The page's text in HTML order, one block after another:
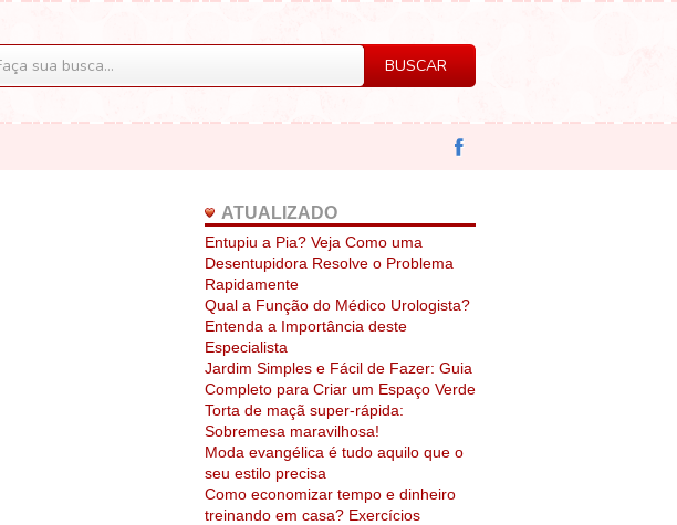
ATUALIZADO
Entupiu a Pia? Veja Como uma
Desentupidora Resolve o Problema
Rapidamente
Qual a Função do Médico Urologista?
Entenda a Importância deste
Especialista
Jardim Simples e Fácil de Fazer: Guia
Completo para Criar um Espaço Verde
Torta de maçã super-rápida:
Sobremesa maravilhosa!
Moda evangélica é tudo aquilo que o
seu estilo precisa
Como economizar tempo e dinheiro
treinando em casa? Exercícios